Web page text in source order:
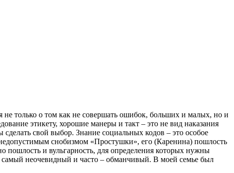
только о том как не совершать ошибок, больших и малых, но и
этикету, хорошие манеры и такт – это не вид наказания
свой выбор. Знание социальных кодов – это особое
снобизмом «Простушки», его (Каренина) пошлость
пошлость и вульгарность, для определения которых нужны
неочевидный и часто – обманчивый. В моей семье был